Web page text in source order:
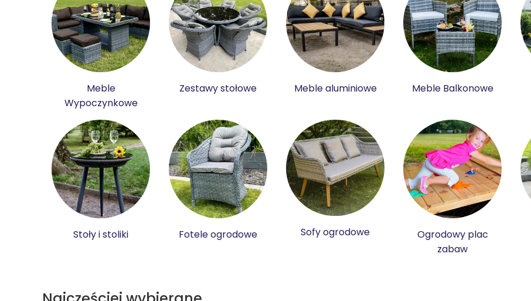
Meble
Wypoczynkowe
Zestawy stołowe Meble aluminiowe Meble Balkonowe
Stoły i stoliki Fotele ogrodowe Sofy ogrodowe
Ogrodowy plac
zabaw